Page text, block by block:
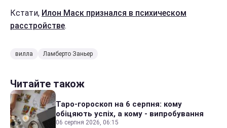
Кстати, Илон Маск признался в психическом
расстройстве.
вилла Ламберто Заньер
Читайте також
Таро-гороскоп на 6 серпня: кому
обіцяють успіх, а кому - випробування
06 серпня 2026, 06:15